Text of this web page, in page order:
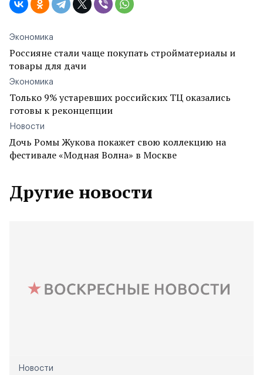
Экономика
Россияне стали чаще покупать стройматериалы и
товары для дачи
Экономика
Только 9% устаревших российских ТЦ оказались
готовы к реконцепции
Новости
Дочь Ромы Жукова покажет свою коллекцию на
фестивале «Модная Волна» в Москве
Другие новости
Новости